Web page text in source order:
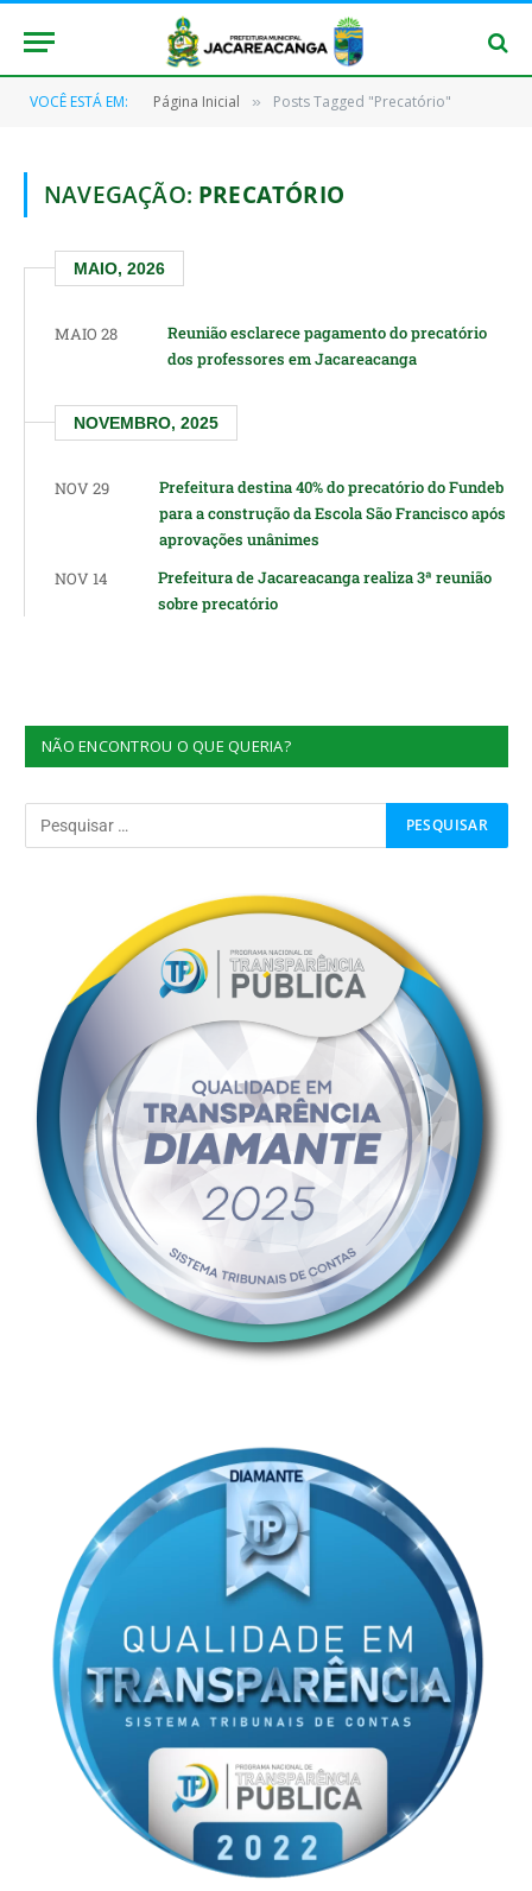
VOCÊ ESTÁ EM: Página Inicial » Posts Tagged "Precatório"
NAVEGAÇÃO: PRECATÓRIO
MAIO, 2026
MAIO 28
Reunião esclarece pagamento do precatório
dos professores em Jacareacanga
NOVEMBRO, 2025
NOV 29
Prefeitura destina 40% do precatório do Fundeb
para a construção da Escola São Francisco após
aprovações unânimes
NOV 14
Prefeitura de Jacareacanga realiza 3ª reunião
sobre precatório
NÃO ENCONTROU O QUE QUERIA?